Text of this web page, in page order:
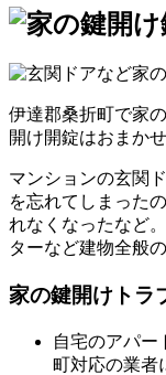
伊達郡桑折町で家
開け開錠はおまか
マンションの玄関
を忘れてしまった
れなくなったなど
ターなど建物全般
家の鍵開けトラ
自宅のアパー
町対応の業者